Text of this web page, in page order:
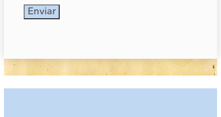
Enviar